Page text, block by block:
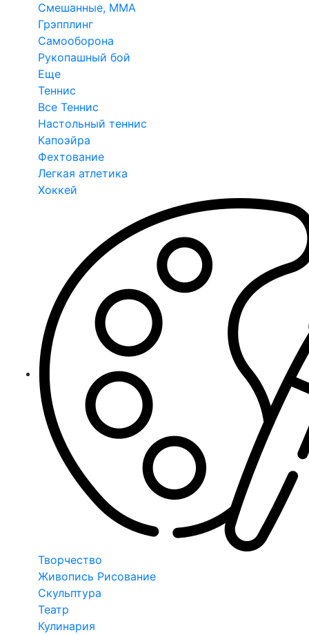
Смешанные, ММА
Грэпплинг
Самооборона
Рукопашный бой
Еще
Теннис
Все Теннис
Настольный теннис
Капоэйра
Фехтование
Легкая атлетика
Хоккей
Творчество
Живопись Рисование
Скульптура
Театр
Кулинария